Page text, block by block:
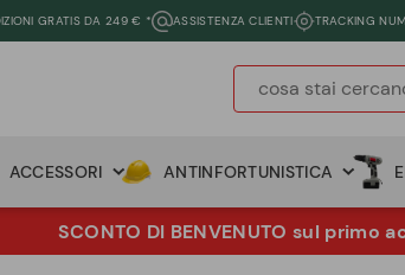
GRATIS DA 249 € * ASSISTENZA CLIENTI TRACKING
ACCESSORI ANTINFORTUNISTICA
SCONTO DI BENVENUTO sul primo